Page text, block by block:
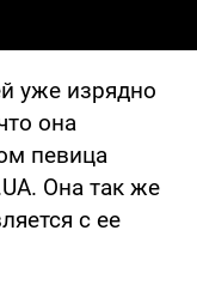
уже изрядно
она
певица
Она так же
с ее